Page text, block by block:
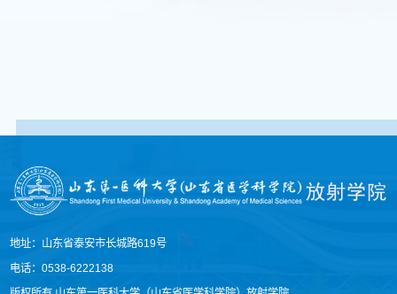
地址：山东省泰安市长城路619号
电话：0538-6222138